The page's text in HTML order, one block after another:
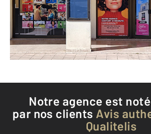
Envoyer un
Téléphoner à
Notre agence est
par nos clients Avis
Qualitelis